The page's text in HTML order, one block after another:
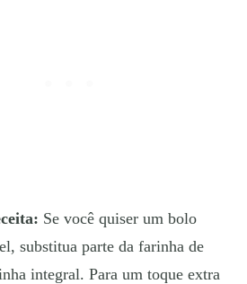
Se você quiser um bolo
substitua parte da farinha de
integral. Para um toque extra